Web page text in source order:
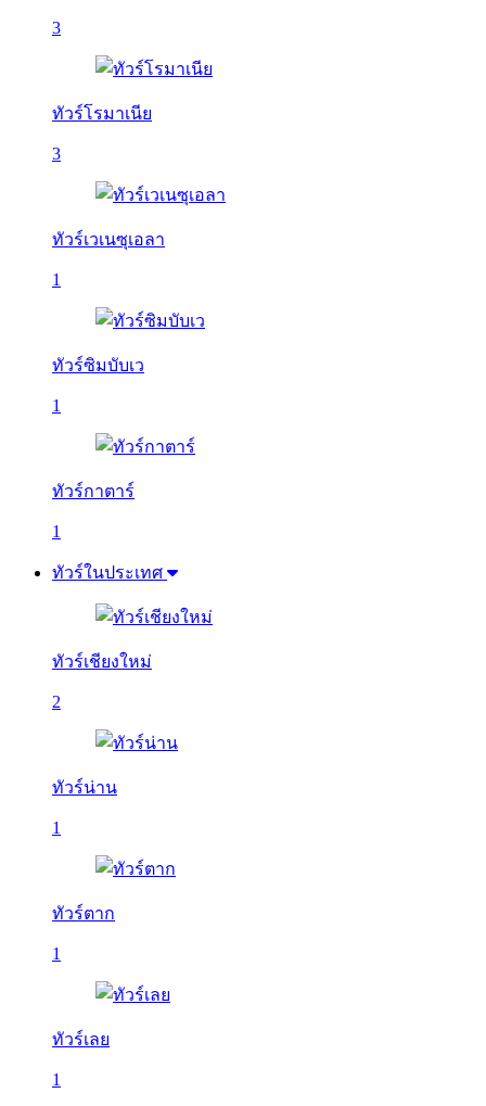
3
ทัวร์โรมาเนีย
3
ทัวร์เวเนซุเอลา
1
ทัวร์ซิมบับเว
1
ทัวร์กาตาร์
1
ทัวร์ในประเทศ
ทัวร์เชียงใหม่
2
ทัวร์น่าน
1
ทัวร์ตาก
1
ทัวร์เลย
1